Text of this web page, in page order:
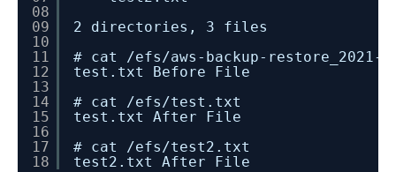
08
09
10
11
12
13
14
15
16
17
18
2 directories, 3 files
# cat /efs/aws-backup-
test.txt Before File
# cat /efs/test.txt
test.txt After File
# cat /efs/test2.txt
test2.txt After File